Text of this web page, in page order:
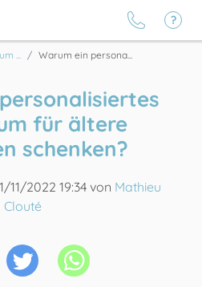
... Warum ein persona...
für ältere
schenken?
2022 19:34 von Mathieu
Clouté